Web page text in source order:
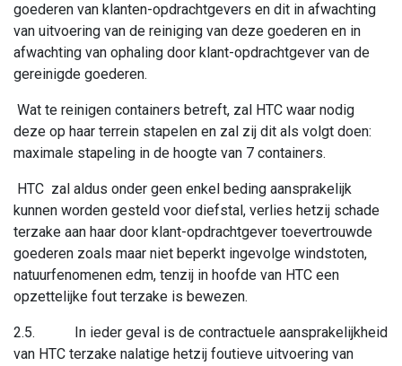
goederen van klanten-opdrachtgevers en dit in afwachting
van uitvoering van de reiniging van deze goederen en in
afwachting van ophaling door klant-opdrachtgever van de
gereinigde goederen.
Wat te reinigen containers betreft, zal HTC waar nodig
deze op haar terrein stapelen en zal zij dit als volgt doen:
maximale stapeling in de hoogte van 7 containers.
HTC zal aldus onder geen enkel beding aansprakelijk
kunnen worden gesteld voor diefstal, verlies hetzij schade
terzake aan haar door klant-opdrachtgever toevertrouwde
goederen zoals maar niet beperkt ingevolge windstoten,
natuurfenomenen edm, tenzij in hoofde van HTC een
opzettelijke fout terzake is bewezen.
2.5. In ieder geval is de contractuele aansprakelijkheid
van HTC terzake nalatige hetzij foutieve uitvoering van